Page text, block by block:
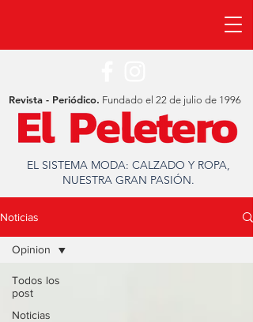
EL SISTEMA MODA: CALZADO Y ROPA,
NUESTRA GRAN PASIÓN.
Revista - Periódico. Fundado el 22 de julio de 1996
Noticias
Todos los
post
Noticias
Opinion